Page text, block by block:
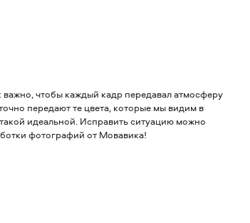
чтобы каждый кадр передавал атмосферу
передают те цвета, которые мы видим в
идеальной. Исправить ситуацию можно
фотографий от Мовавика!